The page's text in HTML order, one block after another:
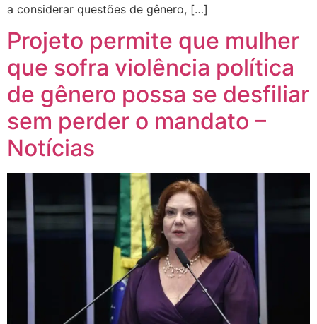
a considerar questões de gênero, […]
Projeto permite que mulher
que sofra violência política
de gênero possa se desfiliar
sem perder o mandato –
Notícias